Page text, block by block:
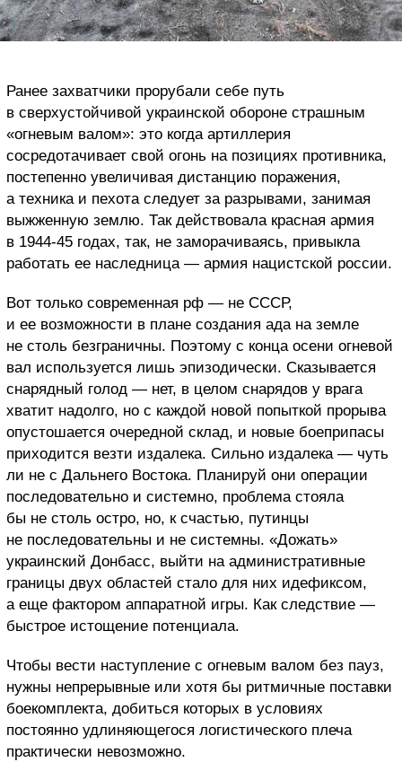
Ранее захватчики прорубали себе путь
в сверхустойчивой украинской обороне страшным
«огневым валом»: это когда артиллерия
сосредотачивает свой огонь на позициях противника,
постепенно увеличивая дистанцию поражения,
а техника и пехота следует за разрывами, занимая
выжженную землю. Так действовала красная армия
в 1944-45 годах, так, не заморачиваясь, привыкла
работать ее наследница — армия нацистской россии.
Вот только современная рф — не СССР,
и ее возможности в плане создания ада на земле
не столь безграничны. Поэтому с конца осени огневой
вал используется лишь эпизодически. Сказывается
снарядный голод — нет, в целом снарядов у врага
хватит надолго, но с каждой новой попыткой прорыва
опустошается очередной склад, и новые боеприпасы
приходится везти издалека. Сильно издалека — чуть
ли не с Дальнего Востока. Планируй они операции
последовательно и системно, проблема стояла
бы не столь остро, но, к счастью, путинцы
не последовательны и не системны. «Дожать»
украинский Донбасс, выйти на административные
границы двух областей стало для них идефиксом,
а еще фактором аппаратной игры. Как следствие —
быстрое истощение потенциала.
Чтобы вести наступление с огневым валом без пауз,
нужны непрерывные или хотя бы ритмичные поставки
боекомплекта, добиться которых в условиях
постоянно удлиняющегося логистического плеча
практически невозможно.